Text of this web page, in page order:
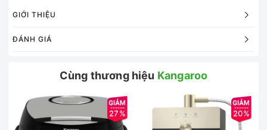
56cm, chiều rộng khoảng 28cm giúp bạn thoải mái nướng
Núm vặn điều chỉnh nhiệt dễ dàng
Sản phẩm có bảng điều khiển nút xoay cơ tiện lợi, với các
cấp độ nhiệt khác nhau.
GIỚI THIỆU
ĐÁNH GIÁ
Cùng thương hiệu Kangaroo
27% 20%